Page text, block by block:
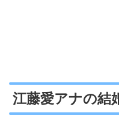
江藤愛アナの結